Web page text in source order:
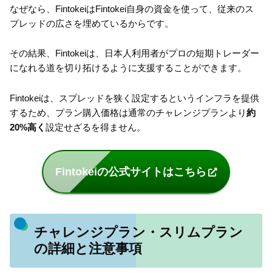
なぜなら、FintokeiはFintokei自身の資金を使って、従来のス
プレッドの広さを埋めているからです。
その結果、Fintokeiは、日本人利用者がプロの短期トレーダー
になれる道を切り拓けるように支援することができます。
Fintokeiは、スプレッドを狭く設定するというインフラを提供
するため、プラン購入価格は通常のチャレンジプランより約
20%高く 設定せざるを得ません。
Fintokeiの公式サイトはこちら
チャレンジプラン・スリムプラン
の詳細と注意事項